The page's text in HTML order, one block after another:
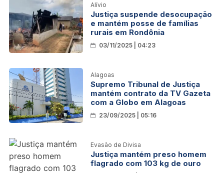
Alívio
Justiça suspende desocupação
e mantém posse de famílias
rurais em Rondônia
03/11/2025 | 04:23
Alagoas
Supremo Tribunal de Justiça
mantém contrato da TV Gazeta
com a Globo em Alagoas
23/09/2025 | 05:16
Evasão de Divisa
Justiça mantém preso homem
flagrado com 103 kg de ouro